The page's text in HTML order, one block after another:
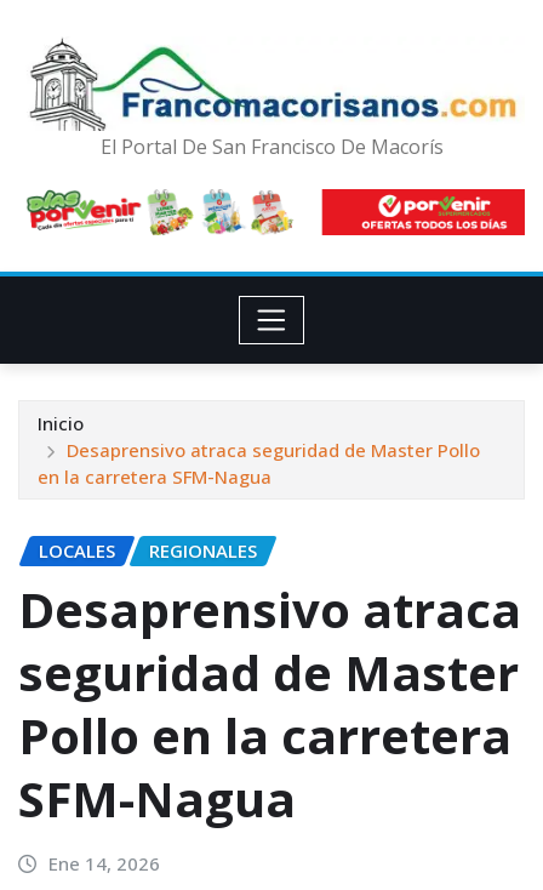
El Portal De San Francisco De Macorís
Inicio
Desaprensivo atraca seguridad de Master Pollo
en la carretera SFM-Nagua
LOCALES REGIONALES
Desaprensivo atraca
seguridad de Master
Pollo en la carretera
SFM-Nagua
Ene 14, 2026